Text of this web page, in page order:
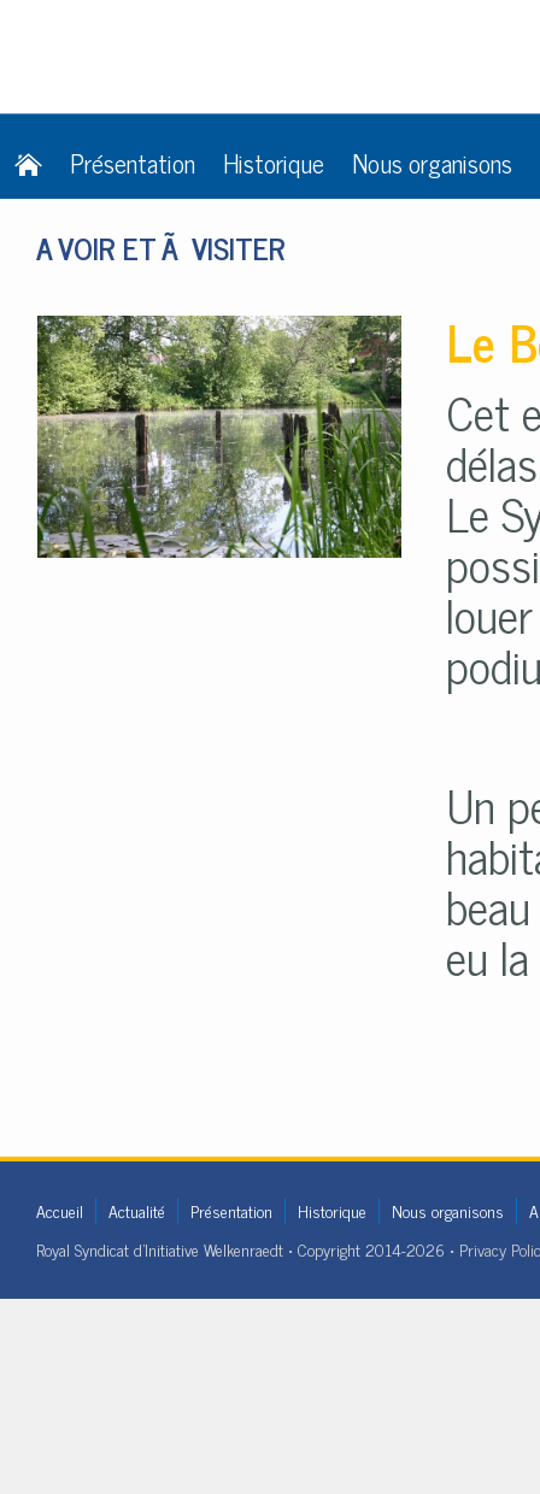
Présentation Historique Nous organisons
A VOIR ET Ã VISITER
Le
Cet
Le
Un
eu
Accueil Actualité Présentation Historique Nous organisons
Royal Syndicat d'Initiative Welkenraedt • Copyright 2014-2026 • Privacy